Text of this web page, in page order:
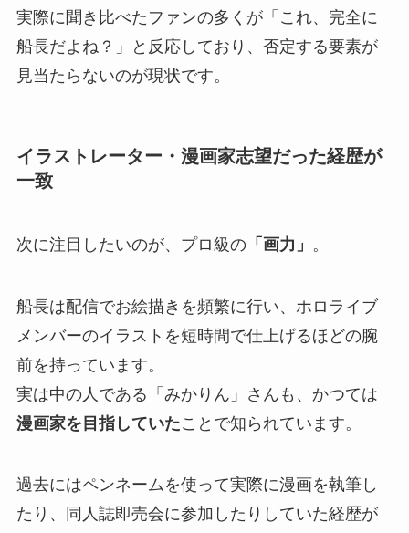
実際に聞き比べたファンの多くが「これ、完全に
船長だよね？」と反応しており、否定する要素が
見当たらないのが現状です。
イラストレーター・漫画家志望だった経歴が
一致
次に注目したいのが、プロ級の「画力」 。
船長は配信でお絵描きを頻繁に行い、ホロライブ
メンバーのイラストを短時間で仕上げるほどの腕
前を持っています。
実は中の人である「みかりん」さんも、かつては
漫画家を目指していたことで知られています。
過去にはペンネームを使って実際に漫画を執筆し
たり、同人誌即売会に参加したりしていた経歴が